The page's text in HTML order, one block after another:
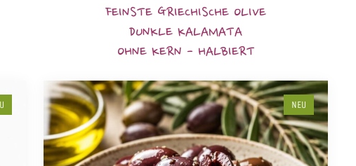
FEINSTE GRIECHISCHE OLIVE
DUNKLE KALAMATA
OHNE KERN - HALBIERT
NEU